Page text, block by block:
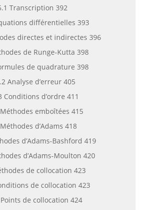
Transcription 392
différentielles 393
directes et indirectes 396
de Runge-Kutta 398
de quadrature 398
Analyse d’erreur 405
Conditions d’ordre 411
emboîtées 415
d’Adams 418
d’Adams-Bashford 419
d’Adams-Moulton 420
de collocation 423
de collocation 423
de collocation 424